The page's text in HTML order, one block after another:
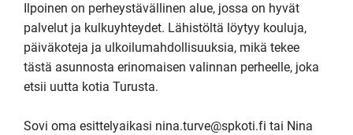
Ilpoinen on perheystävällinen alue, jossa on hyvät
palvelut ja kulkuyhteydet. Lähistöltä löytyy kouluja,
päiväkoteja ja ulkoilumahdollisuuksia, mikä tekee
tästä asunnosta erinomaisen valinnan perheelle, joka
etsii uutta kotia Turusta.
Sovi oma esittelyaikasi nina.turve@spkoti.fi tai Nina